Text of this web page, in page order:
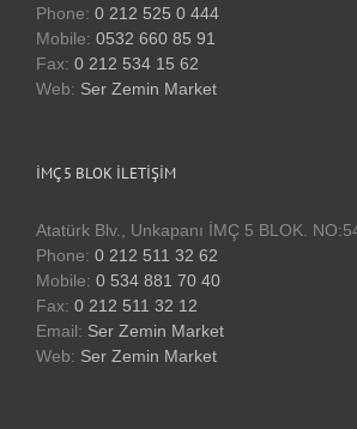
Phone: 0 212 525 0 444
Mobile: 0532 660 85 91
Fax: 0 212 534 15 62
Web: Ser Zemin Market
İMÇ 5 BLOK İLETIŞIM
Atatürk Blv., Unkapanı İMÇ 5 BLOK.
Phone: 0 212 511 32 62
Mobile: 0 534 881 70 40
Fax: 0 212 511 32 12
Email: Ser Zemin Market
Web: Ser Zemin Market